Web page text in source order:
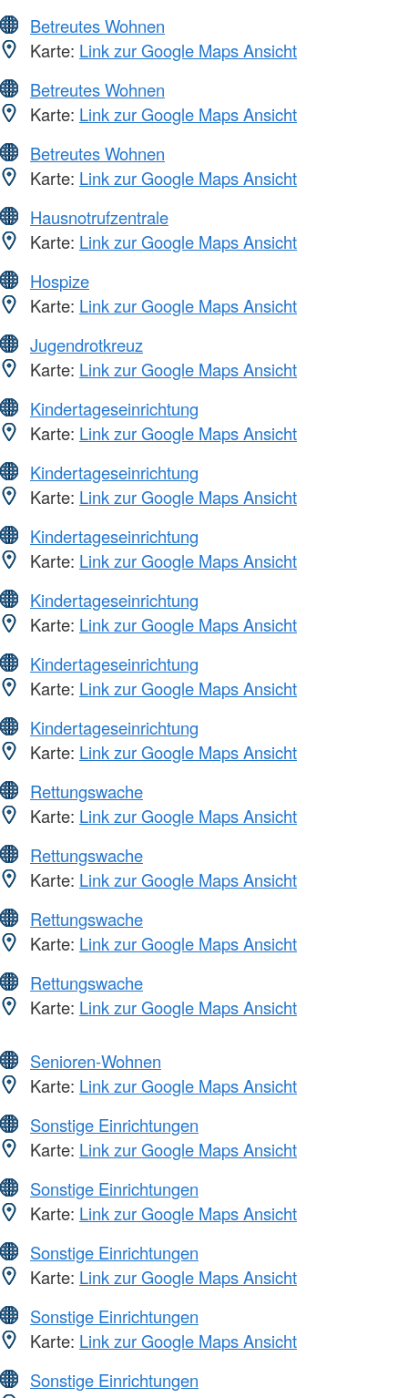
Betreutes Wohnen
Karte: Link zur Google Maps Ansicht
Betreutes Wohnen
Karte: Link zur Google Maps Ansicht
Betreutes Wohnen
Karte: Link zur Google Maps Ansicht
Hausnotrufzentrale
Karte: Link zur Google Maps Ansicht
Hospize
Karte: Link zur Google Maps Ansicht
Jugendrotkreuz
Karte: Link zur Google Maps Ansicht
Kindertageseinrichtung
Karte: Link zur Google Maps Ansicht
Kindertageseinrichtung
Karte: Link zur Google Maps Ansicht
Kindertageseinrichtung
Karte: Link zur Google Maps Ansicht
Kindertageseinrichtung
Karte: Link zur Google Maps Ansicht
Kindertageseinrichtung
Karte: Link zur Google Maps Ansicht
Kindertageseinrichtung
Karte: Link zur Google Maps Ansicht
Rettungswache
Karte: Link zur Google Maps Ansicht
Rettungswache
Karte: Link zur Google Maps Ansicht
Rettungswache
Karte: Link zur Google Maps Ansicht
Rettungswache
Karte: Link zur Google Maps Ansicht
Senioren-Wohnen
Karte: Link zur Google Maps Ansicht
Sonstige Einrichtungen
Karte: Link zur Google Maps Ansicht
Sonstige Einrichtungen
Karte: Link zur Google Maps Ansicht
Sonstige Einrichtungen
Karte: Link zur Google Maps Ansicht
Sonstige Einrichtungen
Karte: Link zur Google Maps Ansicht
Sonstige Einrichtungen